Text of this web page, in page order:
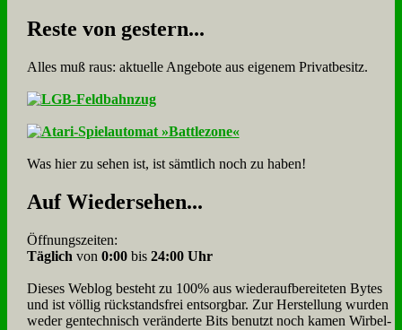
Re­ste von ge­stern...
Alles muß raus: aktuelle An­ge­bo­te aus eigenem Privatbesitz.
Was hier zu sehen ist, ist sämt­lich noch zu haben!
Auf Wie­der­se­hen...
Öffnungszeiten:
Täglich von 0:00bis 24:00 Uhr
Dieses Weblog besteht zu 100% aus wie­der­auf­bereite­ten Bytes
und ist völlig rück­stands­frei ent­sorg­bar. Zur Herstellung wurden
weder gen­tech­nisch veränderte Bits benutzt noch kamen Wir­bel­